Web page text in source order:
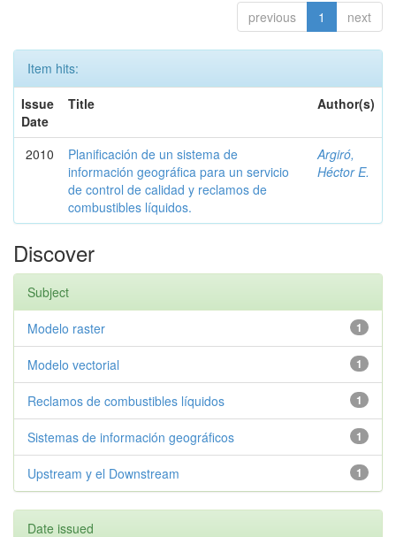
previous 1 next
Item hits:
Issue
Date
Title Author(s)
2010
Planificación de un sistema de
información geográfica para un servicio
de control de calidad y reclamos de
combustibles líquidos.
Argiró,
Héctor E.
Discover
Subject
1
Modelo raster
1
Modelo vectorial
1
Reclamos de combustibles líquidos
1
Sistemas de información geográficos
1
Upstream y el Downstream
Date issued